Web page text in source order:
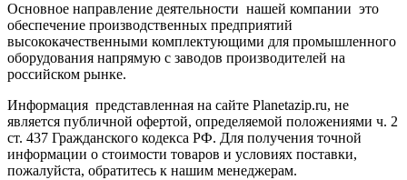
Основное направление деятельности нашей компании это
обеспечение производственных предприятий
высококачественными комплектующими для промышленного
оборудования напрямую с заводов производителей на
российском рынке.
Информация представленная на сайте Planetazip.ru, не
является публичной офертой, определяемой положениями ч. 2
ст. 437 Гражданского кодекса РФ. Для получения точной
информации о стоимости товаров и условиях поставки,
пожалуйста, обратитесь к нашим менеджерам.